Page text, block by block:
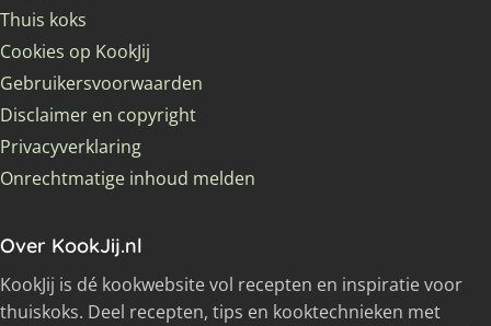
Thuis koks
Cookies op KookJij
Gebruikersvoorwaarden
Disclaimer en copyright
Privacyverklaring
Onrechtmatige inhoud melden
Over KookJij.nl
KookJij is dé kookwebsite vol recepten en inspiratie voor
thuiskoks. Deel recepten, tips en kooktechnieken met